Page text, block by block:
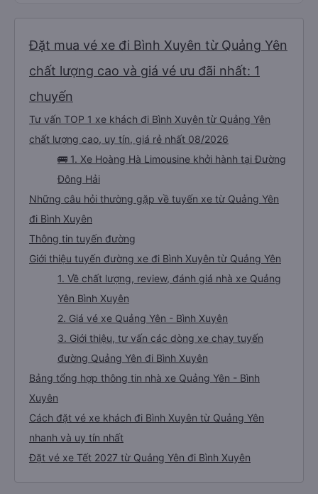
Đặt mua vé xe đi Bình Xuyên từ Quảng Yên
chất lượng cao và giá vé ưu đãi nhất: 1
chuyến
Tư vấn TOP 1 xe khách đi Bình Xuyên từ Quảng Yên
chất lượng cao, uy tín, giá rẻ nhất 08/2026
🚌 1. Xe Hoàng Hà Limousine khởi hành tại Đường
Đông Hải
Những câu hỏi thường gặp về tuyến xe từ Quảng Yên
đi Bình Xuyên
Thông tin tuyến đường
Giới thiệu tuyến đường xe đi Bình Xuyên từ Quảng Yên
1. Về chất lượng, review, đánh giá nhà xe Quảng
Yên Bình Xuyên
2. Giá vé xe Quảng Yên - Bình Xuyên
3. Giới thiệu, tư vấn các dòng xe chạy tuyến
đường Quảng Yên đi Bình Xuyên
Bảng tổng hợp thông tin nhà xe Quảng Yên - Bình
Xuyên
Cách đặt vé xe khách đi Bình Xuyên từ Quảng Yên
nhanh và uy tín nhất
Đặt vé xe Tết 2027 từ Quảng Yên đi Bình Xuyên